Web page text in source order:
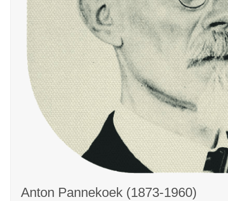
Anton Pannekoek (1873-1960)